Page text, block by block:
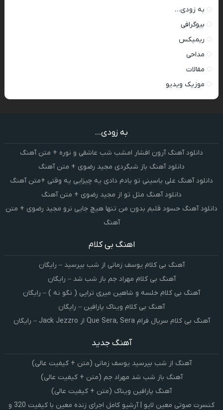
به زودی…
بیوگرافی
ریمیکس
مداحی
مقالات
موزیک ویدیو
به زودی...
دانلود آهنگ آرون افشار امشب شب عاشقی و نوره + متن آهنگ
دانلود آهنگ باز شبگردی مجید رضوی + متن آهنگ
دانلود آهنگ علی یاسینی تو یادم دادی یه چیزایی یه وقتی +متن آهنگ
دانلود آهنگ مثل تو از مجید رضوی + متن آهنگ
دانلود آهنگ حسود قلبم بدون من تنها هیچ جایی نرو مجید رضوی + متن
آهنگ
اهنگ بی کلام
آهنگ بی کلام یوسف زمانی از شب بپرسید – رایگان
آهنگ بی کلام مهراد جم باز شب شد – رایگان
آهنگ بی کلام خلسه و شاهین میری تراپی ( نگو نه ) – رایگان
آهنگ بی کلام ویناک پارافین – رایگان
آهنگ بی کلام سریال فرام Que Sera, Sera از Jack Jezzro – رایگان
آهنگ جدید
آهنگ از شب بپرسید یوسف زمانی (متن + کیفیت عالی)
آهنگ باز شب شد مهراد جم (متن + کیفیت عالی)
آهنگ پارافین ویناک (متن + کیفیت عالی)
کنسرت صوتی معین لایو | آرشیو کامل اجرای زنده معین با کیفیت 320 و